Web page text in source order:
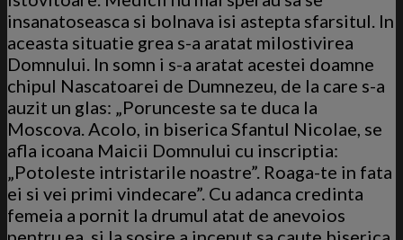
insanatoseasca si bolnava isi astepta sfarsitul. In
aceasta situatie grea s-a aratat milostivirea
Domnului. In somn i s-a aratat acestei doamne
chipul Nascatoarei de Dumnezeu, de la care s-a
auzit un glas: „Porunceste sa te duca la
Moscova. Acolo, in biserica Sfantul Nicolae, se
afla icoana Maicii Domnului cu inscriptia:
„Potoleste intristarile noastre”. Roaga-te in fata
ei si vei primi vindecare”. Cu adanca credinta
femeia a pornit la drumul atat de anevoios